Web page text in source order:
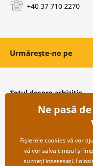
+40 37 710 2270
Urmărește-ne pe
Totul despre achiziție
Condiții și termeni generali
Protecția datelor personale
Transport și modalități de
Returnare
Ne pasă
Fișierele cookies vă vor
vă vor salva timpul și
sunteți interesați.